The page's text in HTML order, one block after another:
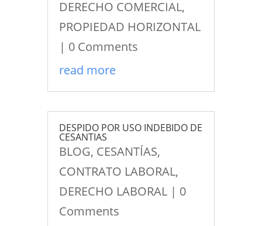
DERECHO COMERCIAL,
PROPIEDAD HORIZONTAL
| 0 Comments
read more
DESPIDO POR USO INDEBIDO DE
CESANTIAS
BLOG, CESANTÍAS,
CONTRATO LABORAL,
DERECHO LABORAL| 0
Comments